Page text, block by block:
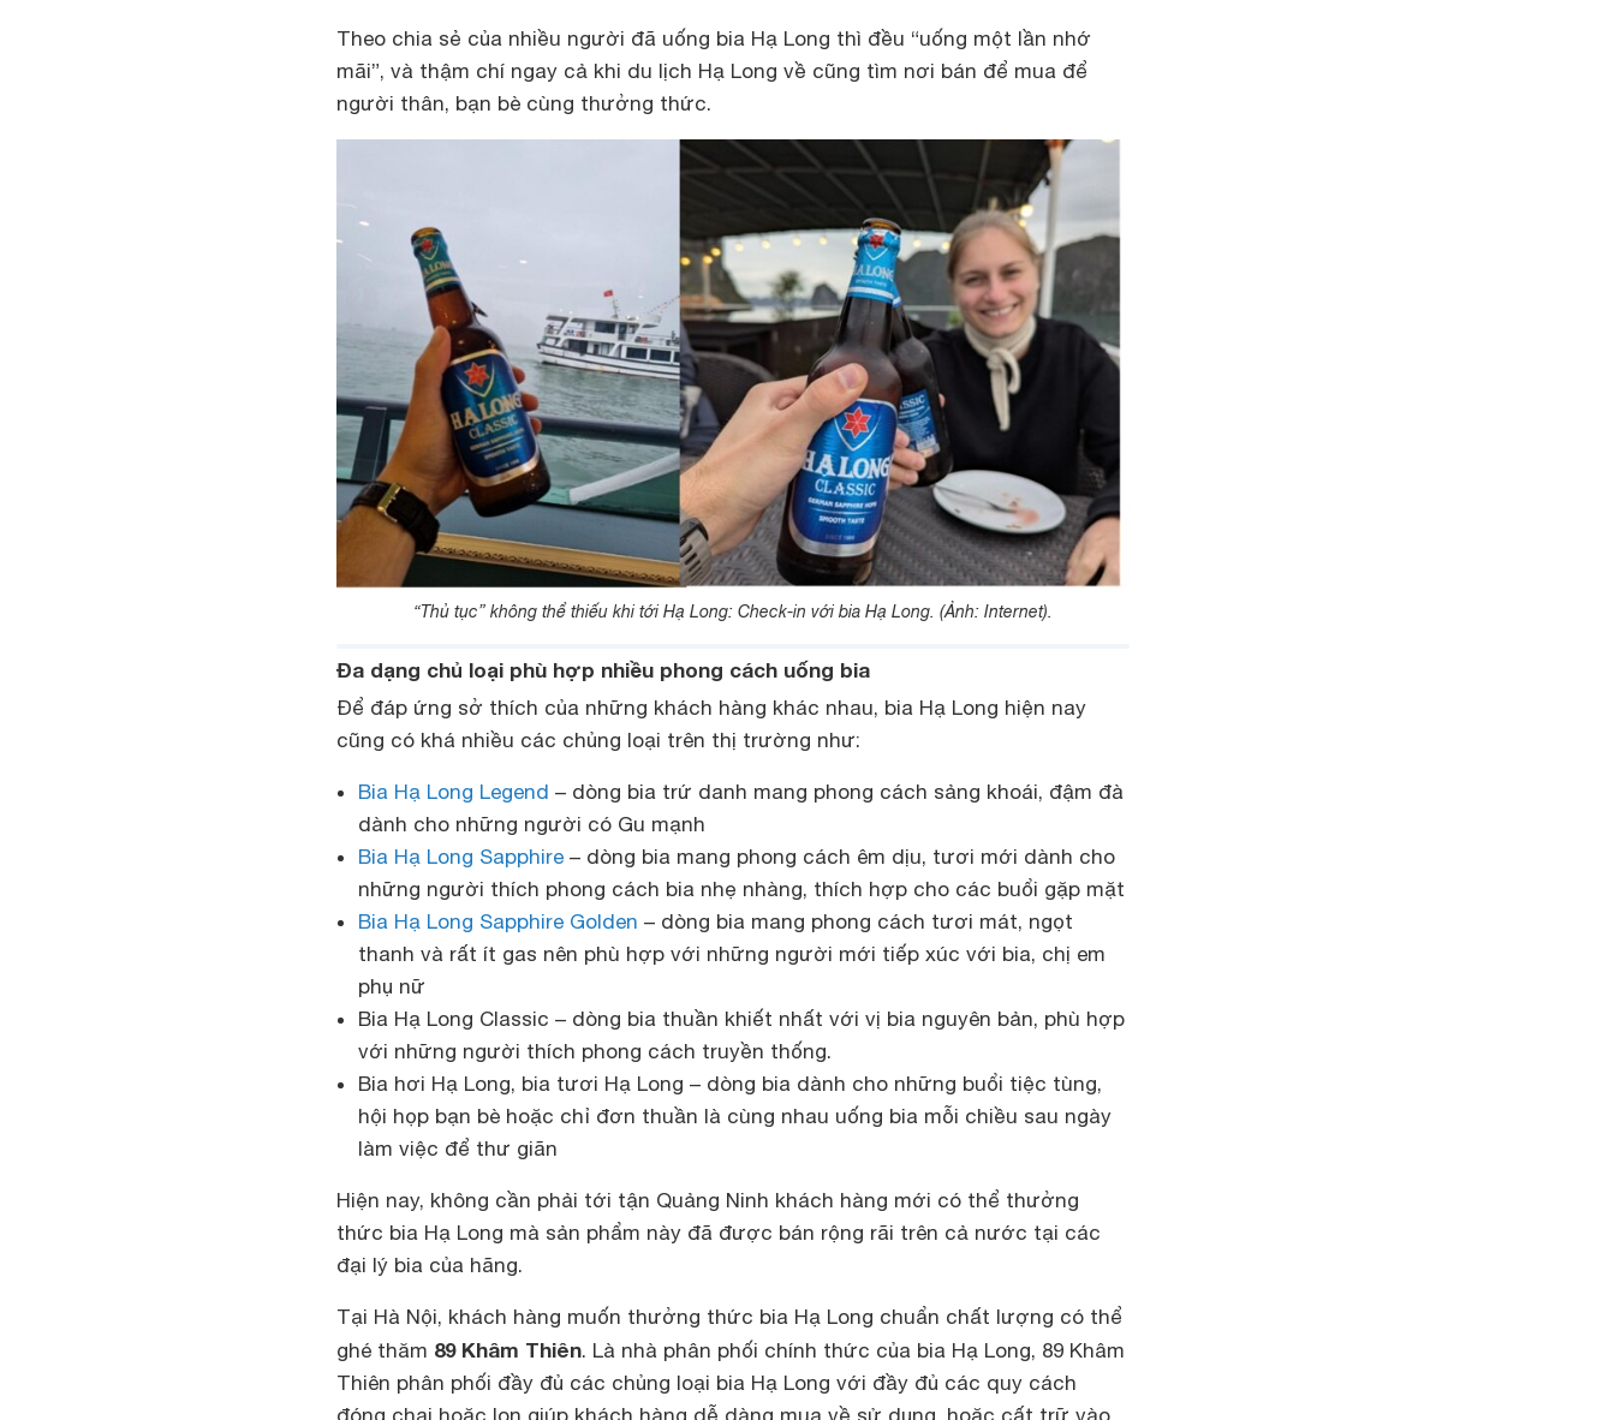
Theo chia sẻ của nhiều người đã uống bia Hạ Long thì đều “uống một lần nhớ
mãi”, và thậm chí ngay cả khi du lịch Hạ Long về cũng tìm nơi bán để mua để
người thân, bạn bè cùng thưởng thức.
“Thủ tục” không thể thiếu khi tới Hạ Long: Check-in với bia Hạ Long. (Ảnh: Internet).
Đa dạng chủ loại phù hợp nhiều phong cách uống bia
Để đáp ứng sở thích của những khách hàng khác nhau, bia Hạ Long hiện nay
cũng có khá nhiều các chủng loại trên thị trường như:
Bia Hạ Long Legend – dòng bia trứ danh mang phong cách sảng khoái, đậm đà
dành cho những người có Gu mạnh
Bia Hạ Long Sapphire – dòng bia mang phong cách êm dịu, tươi mới dành cho
những người thích phong cách bia nhẹ nhàng, thích hợp cho các buổi gặp mặt
Bia Hạ Long Sapphire Golden – dòng bia mang phong cách tươi mát, ngọt
thanh và rất ít gas nên phù hợp với những người mới tiếp xúc với bia, chị em
phụ nữ
Bia Hạ Long Classic – dòng bia thuần khiết nhất với vị bia nguyên bản, phù hợp
với những người thích phong cách truyền thống.
Bia hơi Hạ Long, bia tươi Hạ Long – dòng bia dành cho những buổi tiệc tùng,
hội họp bạn bè hoặc chỉ đơn thuần là cùng nhau uống bia mỗi chiều sau ngày
làm việc để thư giãn
Hiện nay, không cần phải tới tận Quảng Ninh khách hàng mới có thể thưởng
thức bia Hạ Long mà sản phẩm này đã được bán rộng rãi trên cả nước tại các
đại lý bia của hãng.
Tại Hà Nội, khách hàng muốn thưởng thức bia Hạ Long chuẩn chất lượng có thể
ghé thăm 89 Khâm Thiên. Là nhà phân phối chính thức của bia Hạ Long, 89 Khâm
Thiên phân phối đầy đủ các chủng loại bia Hạ Long với đầy đủ các quy cách
đóng chai hoặc lon giúp khách hàng dễ dàng mua về sử dụng, hoặc cất trữ vào